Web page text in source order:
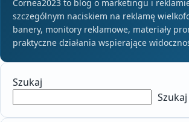
Cornea2023 to blog o marketingu i
szczególnym naciskiem na reklamę
banery, monitory reklamowe, materiały
praktyczne działania wspierające
Szukaj
Szukaj